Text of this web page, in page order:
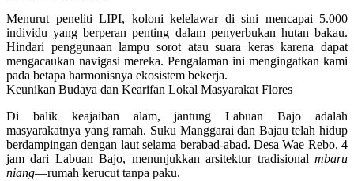
Menurut peneliti LIPI, koloni kelelawar di sini mencapai 5.000
individu yang berperan penting dalam penyerbukan hutan bakau.
Hindari penggunaan lampu sorot atau suara keras karena dapat
mengacaukan navigasi mereka. Pengalaman ini mengingatkan kami
pada betapa harmonisnya ekosistem bekerja.
Keunikan Budaya dan Kearifan Lokal Masyarakat Flores
Di balik keajaiban alam, jantung Labuan Bajo adalah
masyarakatnya yang ramah. Suku Manggarai dan Bajau telah hidup
berdampingan dengan laut selama berabad-abad. Desa Wae Rebo, 4
jam dari Labuan Bajo, menunjukkan arsitektur tradisional mbaru
niang—rumah kerucut tanpa paku.